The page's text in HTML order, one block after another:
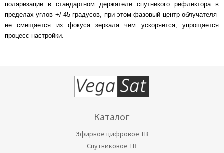
поляризации в стандартном держателе спутникого рефлектора в
пределах углов +/-45 градусов, при этом фазовый центр облучателя
не смещается из фокуса зеркала чем ускоряется, упрощается
процесс настройки.
Каталог
Эфирное цифровое ТВ
Спутниковое ТВ